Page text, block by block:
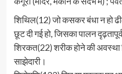
शिथिल(12) जो कसकर बंधा न हो
छूट दी गई हो, जिसका पालन
शिरकत(22) शरीक होने की अवस्था
साझेदारी।